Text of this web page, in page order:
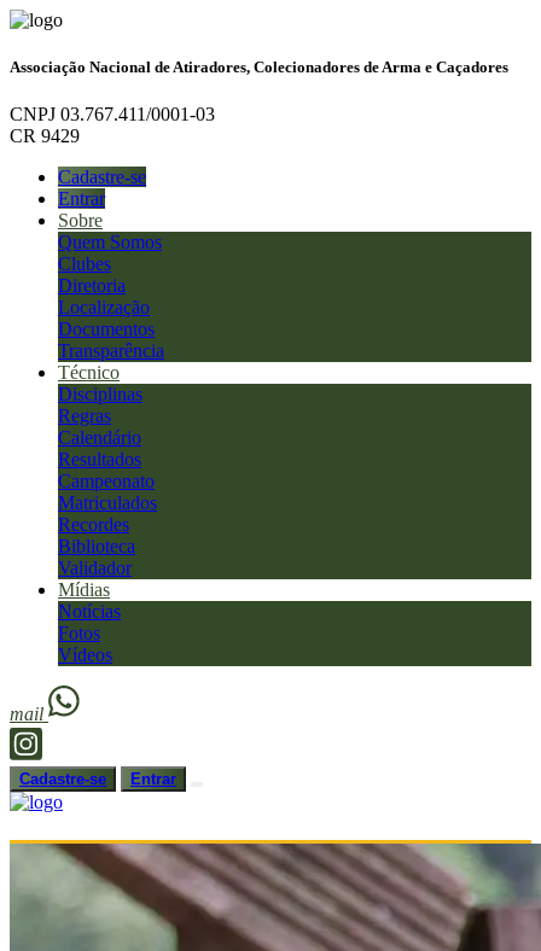
Associação Nacional de Atiradores, Colecionadores de Arma e Caçadores
CNPJ 03.767.411/0001-03
CR 9429
Cadastre-se
Entrar
Sobre
Quem Somos
Clubes
Diretoria
Localização
Documentos
Transparência
Técnico
Disciplinas
Regras
Calendário
Resultados
Campeonato
Matriculados
Recordes
Biblioteca
Validador
Mídias
Notícias
Fotos
Vídeos
mail
Cadastre-se Entrar